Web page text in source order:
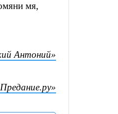
мя,
Антоний»